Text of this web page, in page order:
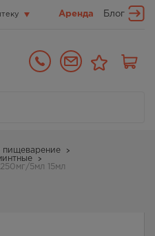
Аренда Блог
пищеварение
5мл 15мл